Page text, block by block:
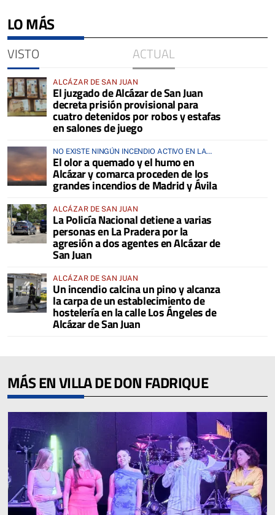
LO MÁS
VISTO ACTUAL
ALCÁZAR DE SAN JUAN
El juzgado de Alcázar de San Juan
decreta prisión provisional para
cuatro detenidos por robos y estafas
en salones de juego
NO EXISTE NINGÚN INCENDIO ACTIVO EN LA
COMARCA
El olor a quemado y el humo en
Alcázar y comarca proceden de los
grandes incendios de Madrid y Ávila
ALCÁZAR DE SAN JUAN
La Policía Nacional detiene a varias
personas en La Pradera por la
agresión a dos agentes en Alcázar de
San Juan
ALCÁZAR DE SAN JUAN
Un incendio calcina un pino y alcanza
la carpa de un establecimiento de
hostelería en la calle Los Ángeles de
Alcázar de San Juan
MÁS EN VILLA DE DON FADRIQUE